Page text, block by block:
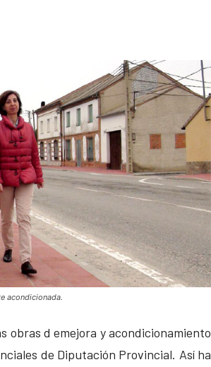
acondicionada.
obras d emejora y acondicionamiento
de Diputación Provincial. Así ha